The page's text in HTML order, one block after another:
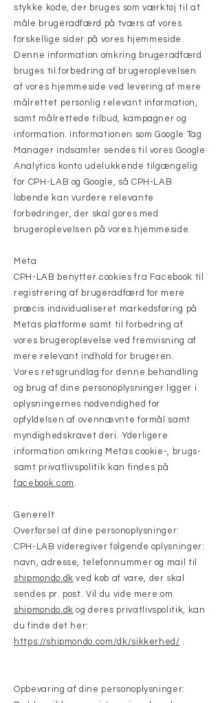
stykke kode, der bruges som værktøj til at
måle brugeradfærd på tværs af vores
forskellige sider på vores hjemmeside.
Denne information omkring brugeradfærd
bruges til forbedring af brugeroplevelsen
af vores hjemmeside ved levering af mere
målrettet personlig relevant information,
samt målrettede tilbud, kampagner og
information. Informationen som Google Tag
Manager indsamler sendes til vores Google
Analytics konto udelukkende tilgængelig
for CPH-LAB og Google, så CPH-LAB
løbende kan vurdere relevante
forbedringer, der skal gøres med
brugeroplevelsen på vores hjemmeside.
Meta
CPH-LAB benytter cookies fra Facebook til
registrering af brugeradfærd for mere
præcis individualiseret markedsføring på
Metas platforme samt til forbedring af
vores brugeroplevelse ved fremvisning af
mere relevant indhold for brugeren.
Vores retsgrundlag for denne behandling
og brug af dine personoplysninger ligger i
oplysningernes nødvendighed for
opfyldelsen af ovennævnte formål samt
myndighedskravet deri. Yderligere
information omkring Metas cookie-, brugs-
samt privatlivspolitik kan findes på
facebook.com .
Generelt
Overførsel af dine personoplysninger:
CPH-LAB videregiver følgende oplysninger:
navn, adresse, telefonnummer og mail til
shipmondo.dk ved køb af vare, der skal
sendes pr. post. Vil du vide mere om
shipmondo.dk og deres privatlivspolitik, kan
du finde det her:
https://shipmondo.com/dk/sikkerhed/ .
Opbevaring af dine personoplysninger: